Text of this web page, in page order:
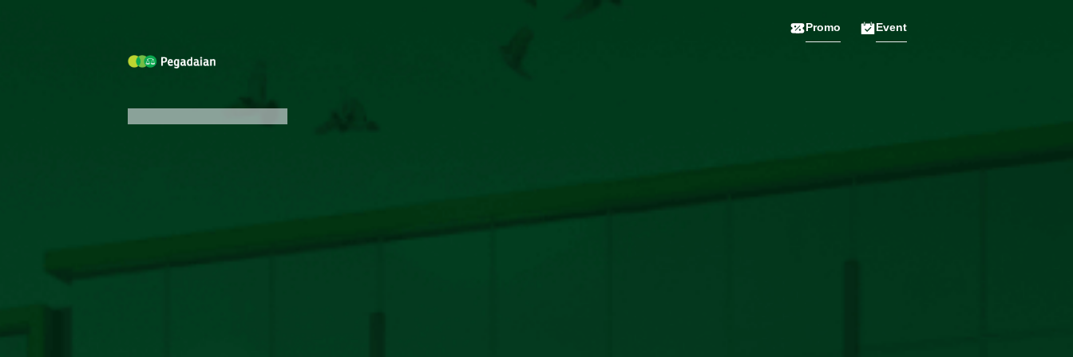
Promo Event